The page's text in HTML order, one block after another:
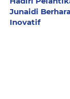
Junaidi
Inovatif